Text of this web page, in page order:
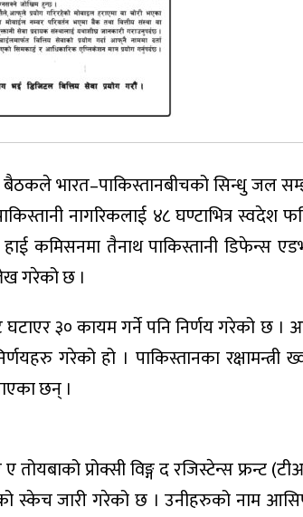
बैठकले भारत–पाकिस्तानबीचको सिन्धु जल
नागरिकलाई ४८ घण्टाभित्र स्वदेश
हाई कमिसनमा तैनाथ पाकिस्तानी डिफेन्स
गरेको छ ।
३० कायम गर्ने पनि निर्णय गरेको छ ।
गरेको हो । पाकिस्तानका
छन् ।
प्रोक्सी विङ्ग द रजिस्टेन्स फ्रन्ट
स्केच जारी गरेको छ । उनीहरुको नाम